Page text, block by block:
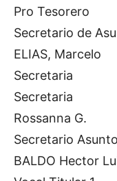
Pro Tesorero
Secretario de
ELIAS, Marcelo
Secretaria
Secretaria
Rossanna G.
Secretario
BALDO Hector